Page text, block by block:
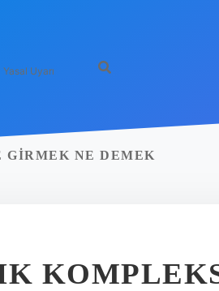
Yasal Uyarı
GIRMEK NE DEMEK